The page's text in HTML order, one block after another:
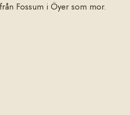
Fossum i Öyer som mor.